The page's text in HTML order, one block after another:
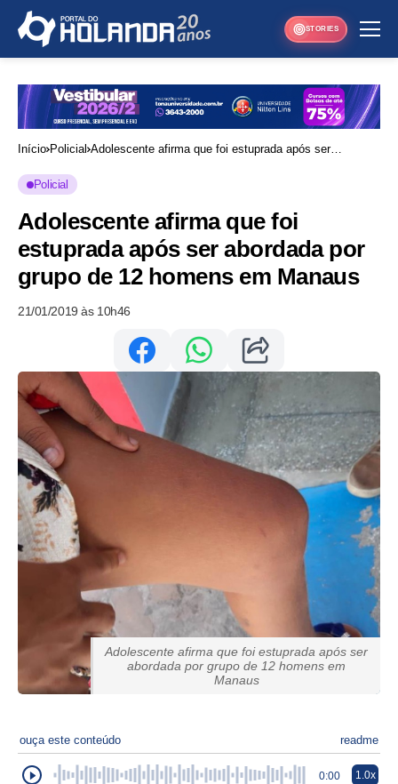
STORIES
Início Policial Adolescente afirma que foi estuprada após ser
Policial
Adolescente afirma que foi
estuprada após ser abordada por
grupo de 12 homens em Manaus
21/01/2019 às 10h46
Adolescente afirma que foi estuprada após ser
abordada por grupo de 12 homens em
Manaus
ouça este conteúdo readme
0:00 1.0x